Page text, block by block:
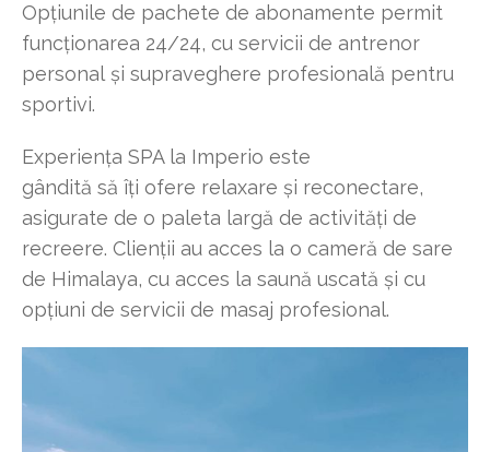
Opțiunile de pachete de abonamente permit
funcționarea 24/24, cu servicii de antrenor
personal și supraveghere profesională pentru
sportivi.
Experiența SPA la Imperio este
gândită să îți ofere relaxare și reconectare,
asigurate de o paleta largă de activități de
recreere. Clienții au acces la o cameră de sare
de Himalaya, cu acces la saună uscată și cu
opțiuni de servicii de masaj profesional.